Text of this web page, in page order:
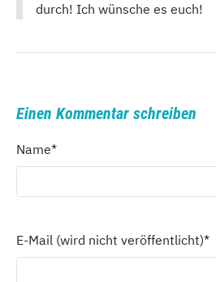
durch! Ich wünsche es euch!
Einen Kommentar schreiben
Name*
E-Mail (wird nicht veröffentlicht)*